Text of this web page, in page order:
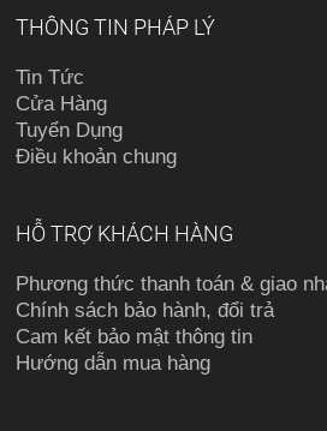
THÔNG TIN PHÁP LÝ
Tin Tức
Cửa Hàng
Tuyển Dụng
Điều khoản chung
HỖ TRỢ KHÁCH HÀNG
Phương thức thanh toán & giao
Chính sách bảo hành, đổi trả
Cam kết bảo mật thông tin
Hướng dẫn mua hàng